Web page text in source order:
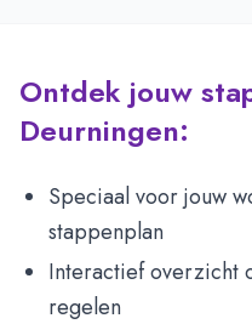
Ontdek jouw
Deurningen:
Speciaal voor jouw
stappenplan
Interactief overzicht
regelen